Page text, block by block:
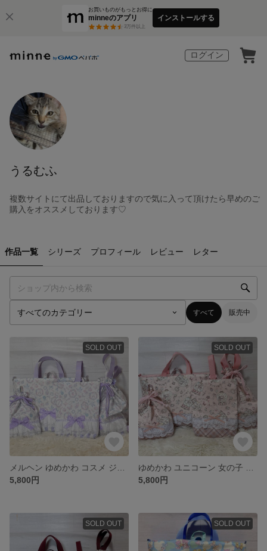
お買いものがもっとお得に
minneのアプリ
3万件以上
インストールする
ログイン
うるむふ
複数サイトにて出品しておりますので気に入って頂けたら早めのご
購入をオススメしております♡
作品一覧 シリーズ プロフィール レビュー レター
すべて 販売中
SOLD OUT
5,800円
SOLD OUT
5,800円
SOLD OUT SOLD OUT